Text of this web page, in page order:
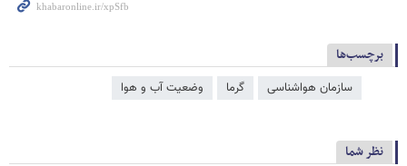
برچسب‌ها
سازمان هواشناسی گرما وضعیت آب و هوا
نظر شما